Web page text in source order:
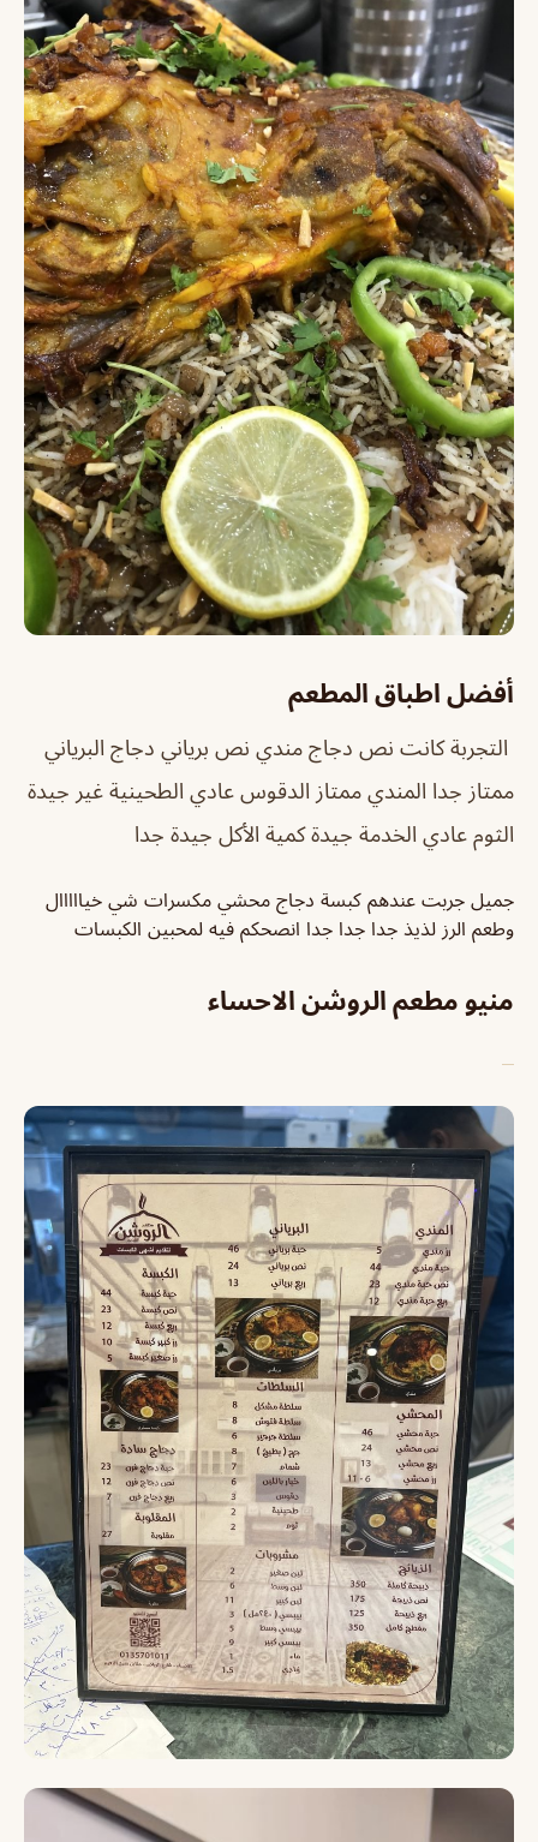
أفضل اطباق المطعم
التجربة كانت نص دجاج مندي نص برياني دجاج البرياني
ممتاز جدا المندي ممتاز الدقوس عادي الطحينية غير جيدة
الثوم عادي الخدمة جيدة كمية الأكل جيدة جدا
جميل جربت عندهم كبسة دجاج محشي مكسرات شي خيااااال
وطعم الرز لذيذ جدا جدا جدا انصحكم فيه لمحبين الكبسات
منيو مطعم الروشن الاحساء